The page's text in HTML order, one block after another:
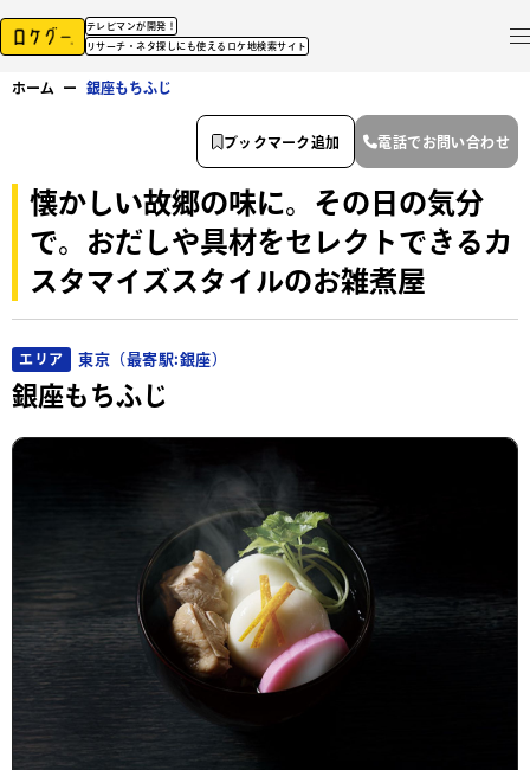
テレビマンが開発！
リサーチ・ネタ探しにも使えるロケ地検索サイト
ホーム ー 銀座もちふじ
懐かしい故郷の味に。その日の気分
で。おだしや具材をセレクトできるカ
スタマイズスタイルのお雑煮屋
エリア 東京（最寄駅:銀座）
銀座もちふじ
ブックマーク追加 電話でお問い合わせ